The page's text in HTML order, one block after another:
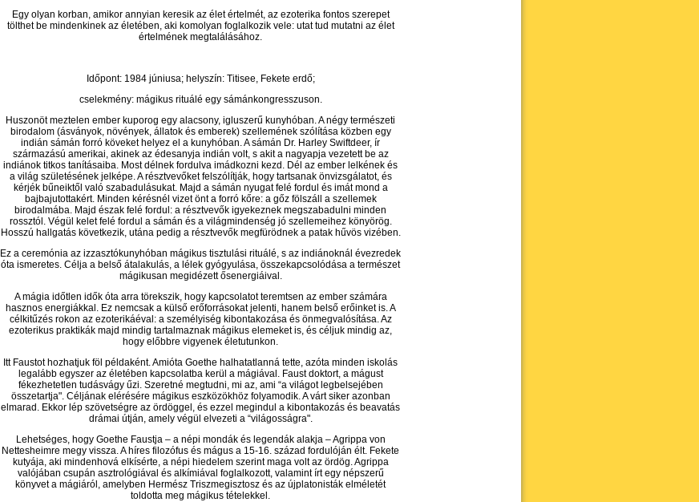
Egy olyan korban, amikor annyian keresik az élet értelmét, az ezoterika fontos szerepet
tölthet be mindenkinek az életében, aki komolyan foglalkozik vele: utat tud mutatni az élet
értelmének megtalálásához.
Időpont: 1984 júniusa; helyszín: Titisee, Fekete erdő;
cselekmény: mágikus rituálé egy sámánkongresszuson.
Huszonöt meztelen ember kuporog egy alacsony, igluszerű kunyhóban. A négy természeti
birodalom (ásványok, növények, állatok és emberek) szellemének szólítása közben egy
indián sámán forró köveket helyez el a kunyhóban. A sámán Dr. Harley Swiftdeer, ír
származású amerikai, akinek az édesanyja indián volt, s akit a nagyapja vezetett be az
indiánok titkos tanításaiba. Most délnek fordulva imádkozni kezd. Dél az ember lelkének és
a világ születésének jelképe. A résztvevőket felszólítják, hogy tartsanak önvizsgálatot, és
kérjék bűneiktől való szabadulásukat. Majd a sámán nyugat felé fordul és imát mond a
bajbajutottakért. Minden kérésnél vizet önt a forró kőre: a gőz fölszáll a szellemek
birodalmába. Majd észak felé fordul: a résztvevők igyekeznek megszabadulni minden
rossztól. Végül kelet felé fordul a sámán és a világmindenség jó szellemeihez könyörög.
Hosszú hallgatás következik, utána pedig a résztvevők megfürödnek a patak hűvös vizében.
Ez a ceremónia az izzasztókunyhóban mágikus tisztulási rituálé, s az indiánoknál évezredek
óta ismeretes. Célja a belső átalakulás, a lélek gyógyulása, összekapcsolódása a természet
mágikusan megidézett ősenergiáival.
A mágia időtlen idők óta arra törekszik, hogy kapcsolatot teremtsen az ember számára
hasznos energiákkal. Ez nemcsak a külső erőforrásokat jelenti, hanem belső erőinket is. A
célkitűzés rokon az ezoterikáéval: a személyiség kibontakozása és önmegvalósítása. Az
ezoterikus praktikák majd mindig tartalmaznak mágikus elemeket is, és céljuk mindig az,
hogy előbbre vigyenek életutunkon.
Itt Faustot hozhatjuk föl példaként. Amióta Goethe halhatatlanná tette, azóta minden iskolás
legalább egyszer az életében kapcsolatba kerül a mágiával. Faust doktort, a mágust
fékezhetetlen tudásvágy űzi. Szeretné megtudni, mi az, ami “a világot legbelsejében
összetartja". Céljának elérésére mágikus eszközökhöz folyamodik. A várt siker azonban
elmarad. Ekkor lép szövetségre az ördöggel, és ezzel megindul a kibontakozás és beavatás
drámai útján, amely végül elvezeti a “világosságra".
Lehetséges, hogy Goethe Faustja – a népi mondák és legendák alakja – Agrippa von
Nettesheimre megy vissza. A híres filozófus és mágus a 15-16. század fordulóján élt. Fekete
kutyája, aki mindenhová elkísérte, a népi hiedelem szerint maga volt az ördög. Agrippa
valójában csupán asztrológiával és alkímiával foglalkozott, valamint írt egy népszerű
könyvet a mágiáról, amelyben Hermész Triszmegisztosz és az újplatonisták elméletét
toldotta meg mágikus tételekkel.